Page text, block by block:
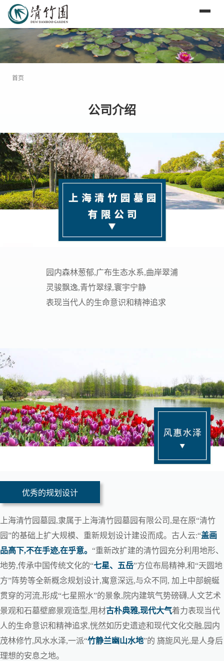
首页
公司介绍
园内森林葱郁,广布生态水系,曲岸翠浦
灵骏飘逸,青竹翠绿,寰宇宁静
表现当代人的生命意识和精神追求
优秀的规划设计
上海清竹园墓园,隶属于上海清竹园墓园有限公司,是在原“清竹
园”的基础上扩大规模、重新规划设计建设而成。古人云:“盖画
品高下,不在手迹,在乎意。 “重新改扩建的清竹园充分利用地形、
地势,传承中国传统文化的“七星、五岳”方位布局精神,和“天圆地
方”阵势等全新概念规划设计,寓意深远,与众不同, 加上中部蜿蜒
贯穿的河流,形成“七星照水”的景象,院内建筑气势磅礴,人文艺术
景观和石墓壁廊景观造型,用材古朴典雅,现代大气着力表现当代
人的生命意识和精神追求,恍然如历史遗迹和现代文化交融,园内
茂林修竹,风水水泽,一派“竹静兰幽山水地”的 旖旎风光,是人身后
理想的安息之地。